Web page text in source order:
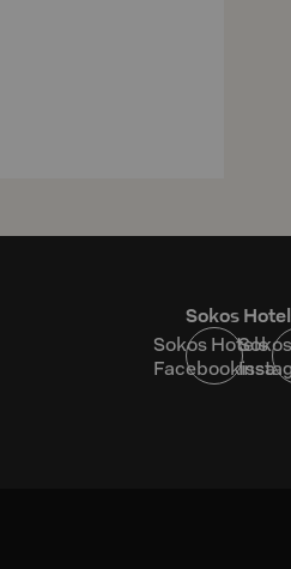
Sokos
Sokos Hotels
Facebookissa